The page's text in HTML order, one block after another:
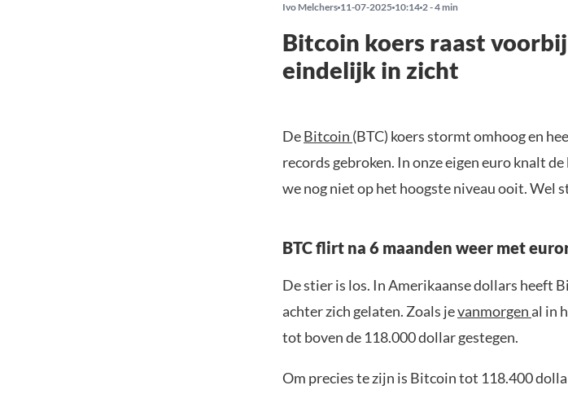
Ivo Melchers 11-07-2025 10:14 2 - 4 min
Bitcoin koers raast
eindelijk in zicht
DeBitcoin (BTC) koers stormt omhoog en
records gebroken. In onze eigen euro knalt
we nog niet op het hoogste niveau ooit. Wel
BTC flirt na 6 maanden weer met
De stier is los. In Amerikaanse dollars heeft
achter zich gelaten. Zoals jevanmorgenal in
tot boven de 118.000 dollar gestegen.
Om precies te zijn is Bitcoin tot 118.400